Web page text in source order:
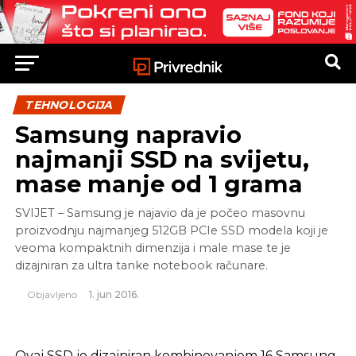
TEHNOLOGIJA
Samsung napravio
najmanji SSD na svijetu,
mase manje od 1 grama
SVIJET – Samsung je najavio da je počeo masovnu
proizvodnju najmanjeg 512GB PCIe SSD modela koji je
veoma kompaktnih dimenzija i male mase te je
dizajniran za ultra tanke notebook računare.
Objavljeno 1. jun 2016.